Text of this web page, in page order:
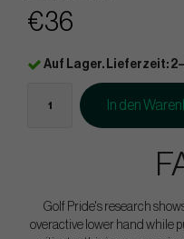
€36
Auf Lager. Lieferzeit:
In den
Golf Pride's research
overactive lower hand while